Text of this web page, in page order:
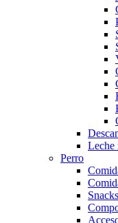
Leche
Perro
Snacks